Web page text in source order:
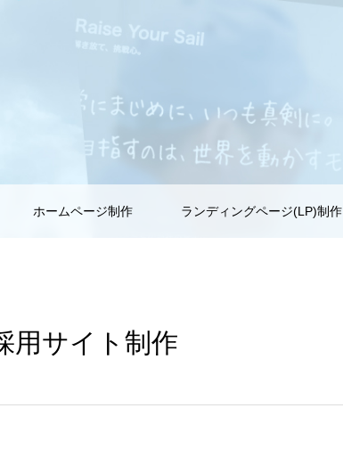
ホームページ制作 ランディングページ(LP)制作
用サイト制作